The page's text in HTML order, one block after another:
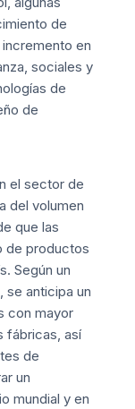
de
en
sociales y
de
de
el sector de
del volumen
que las
de productos
Según un
se anticipa un
con mayor
fábricas, así
de
un
mundial y en